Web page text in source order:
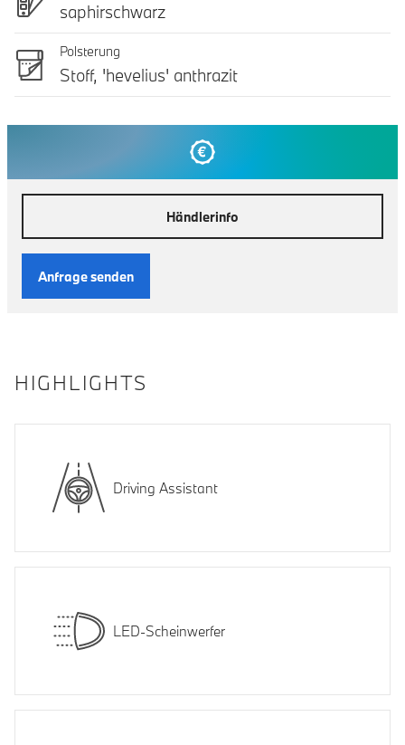
saphirschwarz
Polsterung
Stoff, 'hevelius' anthrazit
Händlerinfo
Anfrage senden
HIGHLIGHTS
Driving Assistant
LED-Scheinwerfer